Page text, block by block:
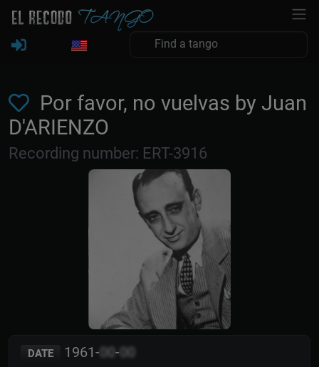
Por favor, no vuelvas by Juan
D'ARIENZO
Recording number: ERT-3916
DATE 1961-00 -00